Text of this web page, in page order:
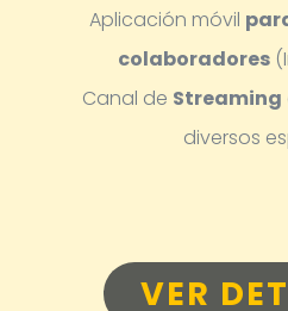
Aplicación móvil
colaboradores
Canal de Streaming
diversos
VER